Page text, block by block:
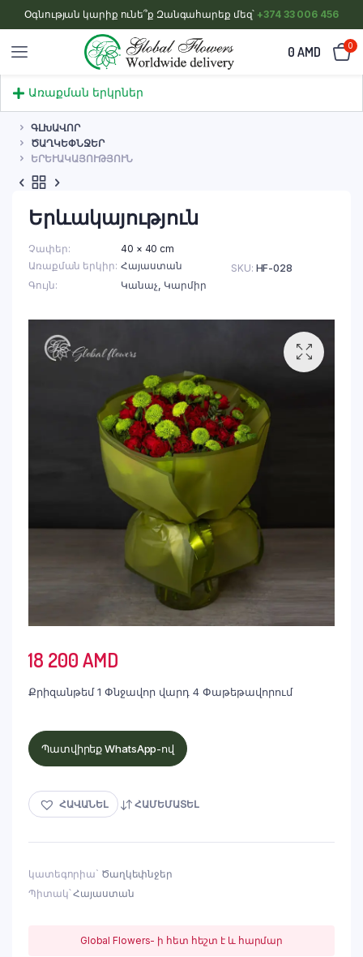
Օգնության կարիք ունե՞ք Զանգահարեք մեզ՝ +374 33 006 456
0 AMD 0
Առաքման երկրներ
ԳԼԽԱՎՈՐ
ԾԱՂԿԵՓՆՋԵՐ
ԵՐԵՒԱԿԱՅՈՒԹՅՈՒՆ
Երևակայություն
Չափեր
40 × 40 cm
Առաքման երկիր Հայաստան
Գույն
Կանաչ, Կարմիր
SKU: HF-028
18 200AMD
Քրիզանթեմ 1 Փնջավոր վարդ 4 Փաթեթավորում
Պատվիրեք WhatsApp-ով
ՀԱՎԱՆԵԼ ՀԱՄԵՄԱՏԵԼ
կատեգորիա` Ծաղկեփնջեր
Պիտակ՝Հայաստան
Global Flowers- ի հետ հեշտ է և հարմար